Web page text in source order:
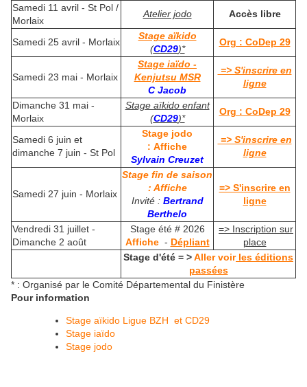
Samedi 11 avril - St Pol /
Morlaix
Atelier jodo Accès libre
Samedi 25 avril - Morlaix
Stage aïkido
(CD29)*
Org : CoDep 29
Samedi 23 mai - Morlaix
Stage iaïdo -
Kenjutsu MSR
C Jacob
=> S'inscrire en
ligne
Dimanche 31 mai -
Morlaix
Stage aïkido enfant
(CD29)*
Org : CoDep 29
Samedi 6 juin et
dimanche 7 juin - St Pol
Stage jodo
: Affiche
Sylvain Creuzet
=> S'inscrire en
ligne
Samedi 27 juin - Morlaix
Stage fin de saison
: Affiche
Invité : Bertrand
Berthelo
=> S'inscrire en
ligne
Vendredi 31 juillet -
Dimanche 2 août
Stage été # 2026
Affiche - Dépliant
=> Inscription sur
place
Stage d'été = >Aller voirles éditions
passées
* : Organisé par le Comité Départemental du Finistère
Pour information
Stage aïkido Ligue BZH et CD29
Stage iaïdo
Stage jodo